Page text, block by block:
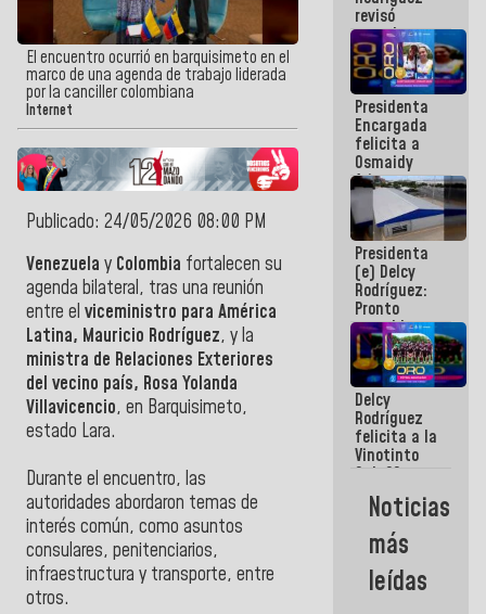
El encuentro ocurrió en barquisimeto en el
marco de una agenda de trabajo liderada
por la canciller colombiana
Internet
Publicado: 24/05/2026 08:00 PM
Venezuela y Colombia fortalecen su
agenda bilateral, tras una reunión
entre el viceministro para América
Latina, Mauricio Rodríguez, y la
ministra de Relaciones Exteriores
del vecino país, Rosa Yolanda
Villavicencio, en Barquisimeto,
estado Lara.
Durante el encuentro, las
autoridades abordaron temas de
interés común, como asuntos
consulares, penitenciarios,
infraestructura y transporte, entre
otros.
revisó
agenda
económica y
ejecución de
fondos de
emergencia
post-sismos
Presidenta
Encargada
felicita a
Osmaidy
Arias y
Giraly
Marcano por
hacer
historia en
los
Centroamericanos
Presidenta
(e) Delcy
Rodríguez:
Pronto
restableceremos
las
operaciones
en el
Aeropuerto
Internacional
de
Maiquetía
Delcy
Rodríguez
felicita a la
Vinotinto
Sub 20
campeona
frente
México Sub
23 en los
Centroamericanos
Noticias
más
leídas